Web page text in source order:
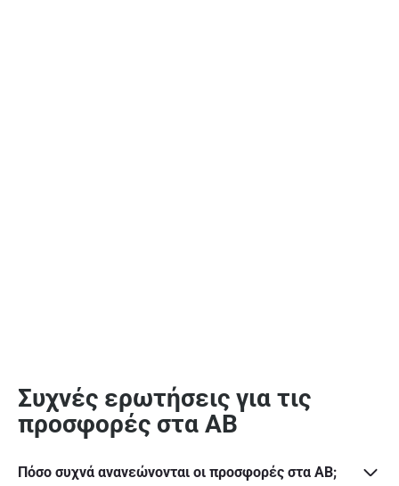
Συχνές ερωτήσεις για τις
προσφορές στα ΑΒ
Πόσο συχνά ανανεώνονται οι προσφορές στα AB;